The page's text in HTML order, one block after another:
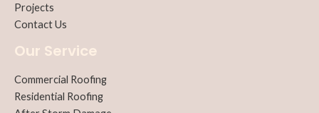
Projects
Contact Us
Our Service
Commercial Roofing
Residential Roofing